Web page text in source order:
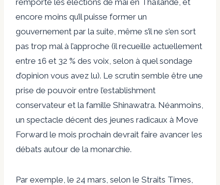
encore moins qu’il puisse former un
gouvernement par la suite, même s’il ne s’en sort
pas trop mal à l’approche (il recueille actuellement
entre 16 et 32 % des voix, selon à quel sondage
d’opinion vous avez lu). Le scrutin semble être une
prise de pouvoir entre l’establishment
conservateur et la famille Shinawatra. Néanmoins,
un spectacle décent des jeunes radicaux à Move
Forward le mois prochain devrait faire avancer les
débats autour de la monarchie.
Par exemple, le 24 mars, selon le Straits Times,